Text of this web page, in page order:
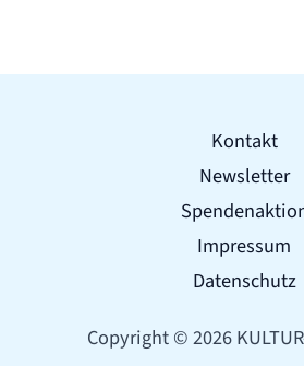
Kontakt
Newsletter
Impressum
Datenschutz
Copyright © 2026